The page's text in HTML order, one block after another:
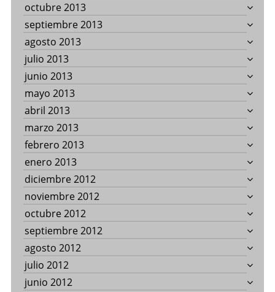
octubre 2013
septiembre 2013
agosto 2013
julio 2013
junio 2013
mayo 2013
abril 2013
marzo 2013
febrero 2013
enero 2013
diciembre 2012
noviembre 2012
octubre 2012
septiembre 2012
agosto 2012
julio 2012
junio 2012